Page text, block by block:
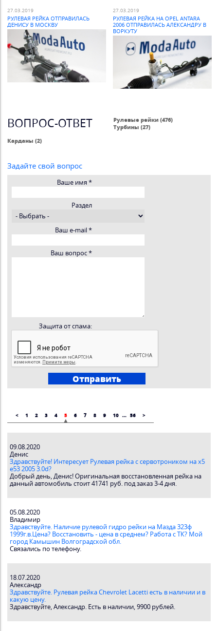
27.03.2019
РУЛЕВАЯ РЕЙКА ОТПРАВИЛАСЬ
ДЕНИСУ В МОСКВУ
27.03.2019
РУЛЕВАЯ РЕЙКА НА OPEL ANTARA
2006 ОТПРАВИЛАСЬ АЛЕКСАНДРУ В
ВОРКУТУ
ВОПРОС-ОТВЕТ
Рулевые рейки (476)
Турбины (27)
Карданы (2)
Задайте свой вопрос
Ваше имя *
Раздел
Ваш e-mail*
Ваш вопрос*
Защита от спама:
< 1 2 3 4 5 6 7 8 9 10 ... 56 >
09.08.2020
Денис
Здравствуйте! Интересует Рулевая рейка с сервотроником на x5
e53 2005 3.0d?
Добрый день, Денис! Оригинальная восстановленная рейка на
данный автомобиль стоит 41741 руб. под заказ 3-4 дня.
05.08.2020
Владимир
Здравствуйте. Наличие рулевой гидро рейки на Мазда 323ф
1999г.в.Цена? Восстановить - цена в среднем? Работа с ТК? Мой
город Камышин Волгоградской обл.
Связались по телефону.
18.07.2020
Александр
Здравствуйте. Рулевая рейка Chevrolet Lacetti есть в наличии и в
какую цену.
Здравствуйте, Александр. Есть в наличии, 9900 рублей.